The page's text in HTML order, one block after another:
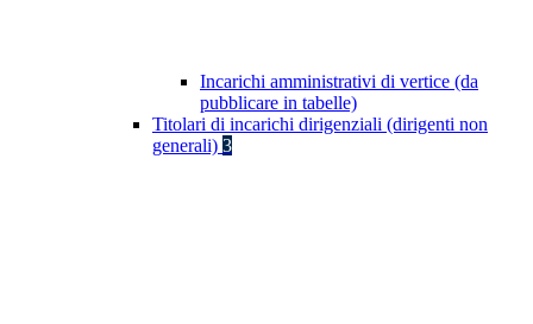
Incarichi amministrativi di vertice (da
pubblicare in tabelle)
Titolari di incarichi dirigenziali (dirigenti non
generali) 3